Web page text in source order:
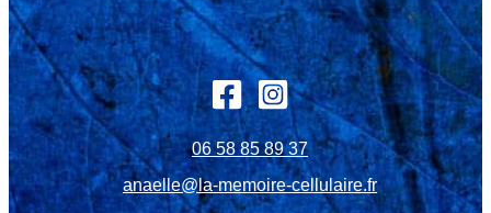
06 58 85 89 37
anaelle@la-memoire-cellulaire.fr